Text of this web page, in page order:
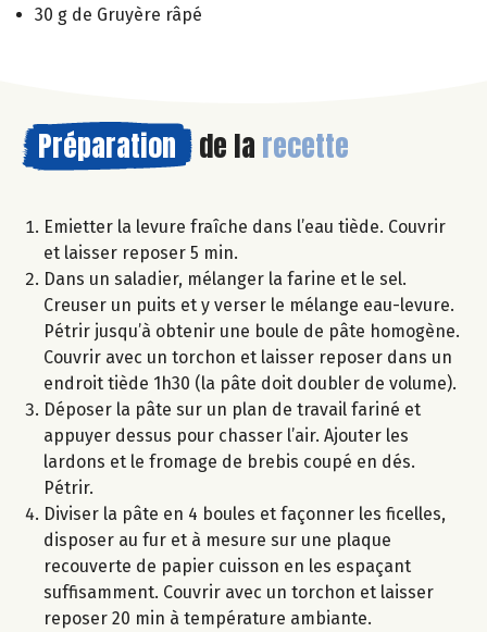
30 g de Gruyère râpé
Préparation de la recette
Emietter la levure fraîche dans l’eau tiède. Couvrir
et laisser reposer 5 min.
Dans un saladier, mélanger la farine et le sel.
Creuser un puits et y verser le mélange eau-levure.
Pétrir jusqu’à obtenir une boule de pâte homogène.
Couvrir avec un torchon et laisser reposer dans un
endroit tiède 1h30 (la pâte doit doubler de volume).
Déposer la pâte sur un plan de travail fariné et
appuyer dessus pour chasser l’air. Ajouter les
lardons et le fromage de brebis coupé en dés.
Pétrir.
Diviser la pâte en 4 boules et façonner les ficelles,
disposer au fur et à mesure sur une plaque
recouverte de papier cuisson en les espaçant
suffisamment. Couvrir avec un torchon et laisser
reposer 20 min à température ambiante.